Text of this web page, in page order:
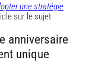
une stratégie
sur le sujet.
anniversaire
unique